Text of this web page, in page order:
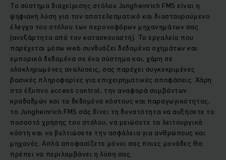
Το σύστημα διαχείρισης στόλου Jungheinrich FMS είναι η
ψηφιακή λύση για τον αποτελεσματικό και διασταυρούμενο
έλεγχο του στόλου των περονοφόρων μηχανημάτων σας
(ανεξάρτητα από τον κατασκευαστή). Το εργαλείο που
παρέχεται μέσω web συνδυάζει δεδομένα οχημάτων και
εμπορικά δεδομένα σε ένα σύστημα και, χάρη σε
ολοκληρωμένες αναλύσεις, σας παρέχει συγκεκριμένες
βασικές πληροφορίες για επιχειρηματικές αποφάσεις. Χάρη
στο έξυπνο access control, την αναφορά συμβάντων
κραδαδμών και τα δεδομένα κόστους και παραγωγικότητας,
το Jungheinrich FMS σάς δίνει τη δυνατότητα να αυξήσετε το
ποσοστό χρήσης του στόλου, να μειώσετε τα λειτουργικά
κόστη και να βελτιώσετε την ασφάλεια για ανθρώπους και
μηχανές. Απλά αποφασίζετε μόνοι σας ποιες μονάδες θα
πρέπει να περιλαμβάνει η λύση σας.